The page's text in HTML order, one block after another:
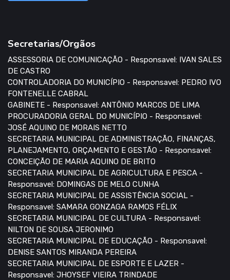
Secretarias/Orgãos
ASSESSORIA DE COMUNICAÇÃO - Responsavel: IVAN SALES
DE CASTRO
CONTROLADORIA DO MUNICÍPIO - Responsavel: PEDRO IVO
FONTENELLE CABRAL
GABINETE - Responsavel: ANTÔNIO MARCOS DE LIMA
PROCURADORIA GERAL DO MUNICÍPIO - Responsavel:
JOSÉ AQUINO DE MORAIS NETTO
SECRETARIA MUNICIPAL DE ADMINISTRAÇÃO, FINANÇAS,
PLANEJAMENTO, ORÇAMENTO E GESTÃO - Responsavel:
CONCEIÇÃO DE MARIA AQUINO DE BRITO
SECRETARIA MUNICIPAL DE AGRICULTURA E PESCA -
Responsavel: DOMINGAS DE MELO CUNHA
SECRETARIA MUNICIPAL DE ASSISTÊNCIA SOCIAL -
Responsavel: SAMARA GONZAGA RAMOS FÉLIX
SECRETARIA MUNICIPAL DE CULTURA - Responsavel:
NILTON DE SOUSA JERONIMO
SECRETARIA MUNICIPAL DE EDUCAÇÃO - Responsavel:
DENISE SANTOS MIRANDA PEREIRA
SECRETARIA MUNICIPAL DE ESPORTE E LAZER -
Responsavel: JHOYSEF VIEIRA TRINDADE